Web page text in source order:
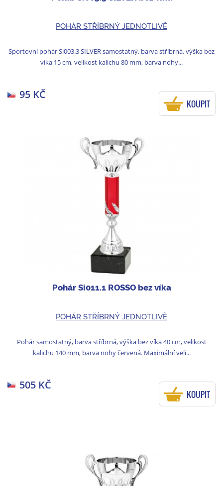
POHÁR STŘÍBRNÝ JEDNOTLIVĚ
Sportovní pohár Si003.3 SILVER samostatný, barva stříbrná, výška bez
víka 15 cm, velikost kalichu 80 mm, barva nohy...
95 KČ
KOUPIT
Pohár Si011.1 ROSSO bez víka
POHÁR STŘÍBRNÝ JEDNOTLIVĚ
Pohár samostatný, barva stříbrná, výška bez víka 40 cm, velikost
kalichu 140 mm, barva nohy červená. Maximální veli...
505 KČ
KOUPIT